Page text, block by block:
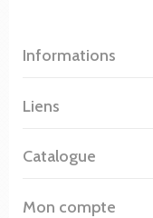
Informations
Liens
Catalogue
Mon compte